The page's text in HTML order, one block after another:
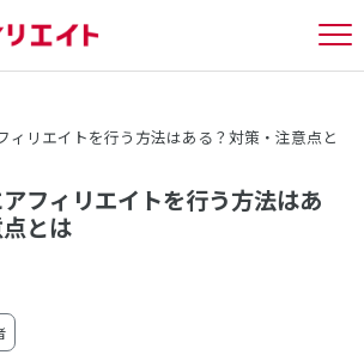
ィリエイトを行う方法はある？対策・注意点と
フィリエイトを行う方法はあ
とは